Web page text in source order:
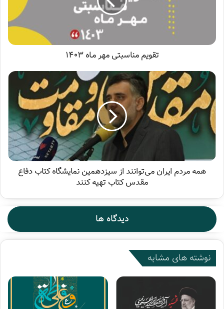
تقویم مناسبتی مهر مـاه ۱۴۰۳
همه مردم ایران می‌توانند از سیزدهمین نمایشگاه کتاب دفاع
مقدس کتاب تهیه کنند
دیدگاه ها
نوشته های مشابه